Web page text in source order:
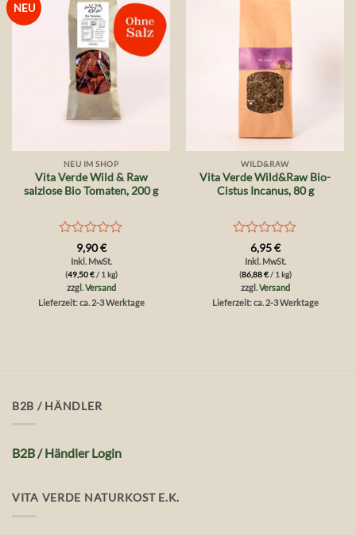
NEU
Auf die
Wunschliste
NEU IM SHOP
Vita Verde Wild & Raw
salzlose Bio Tomaten, 200 g
Bewertet
mit
0
von
9,90€
Inkl. MwSt.
(49,50€/ 1 kg)
zzgl.Versand
Lieferzeit: ca. 2-3 Werktage
WILD&RAW
Vita Verde Wild&Raw Bio-
Cistus Incanus, 80 g
Bewertet
mit
0
von
6,95€
Inkl. MwSt.
(86,88€/ 1 kg)
zzgl.Versand
Lieferzeit: ca. 2-3 Werktage
B2B / HÄNDLER
B2B / Händler Login
VITA VERDE NATURKOST E.K.